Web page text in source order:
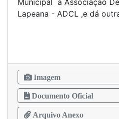
Municipal à Associação
Lapeana - ADCL ,e dá
Imagem
Documento Oficial
Arquivo Anexo